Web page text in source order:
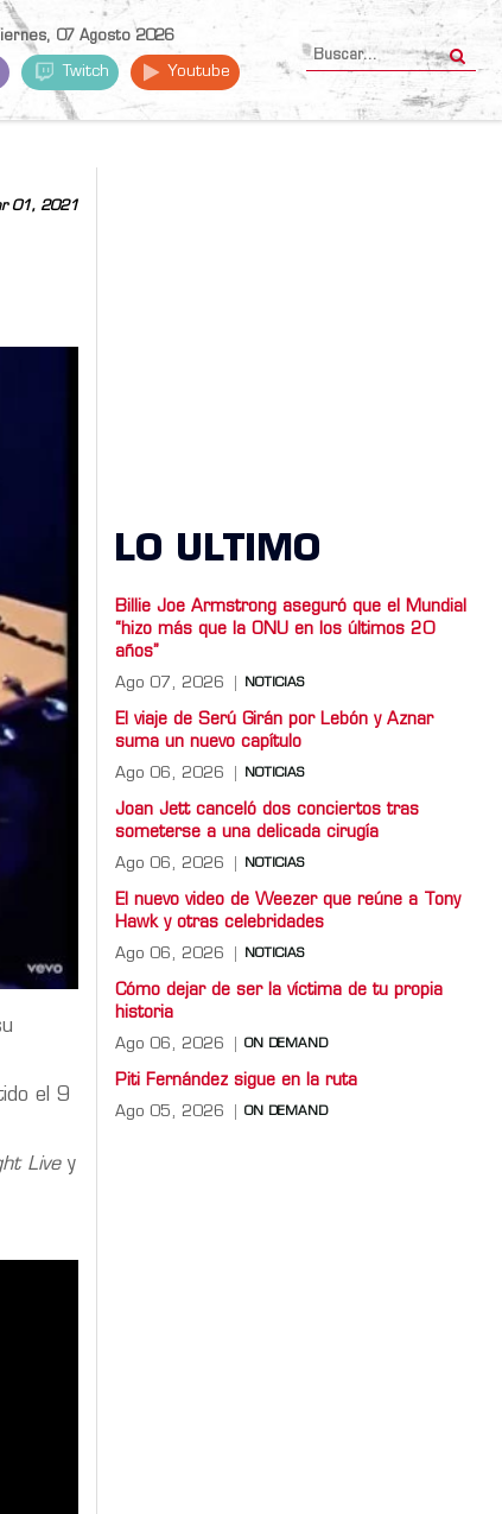
07 Agosto 2026
Twitch Youtube
01, 2021
el 9
Live y
LO ULTIMO
Billie Joe Armstrong aseguró que el Mundial
“hizo más que la ONU en los últimos 20
años”
Ago 07, 2026 NOTICIAS
El viaje de Serú Girán por Lebón y Aznar
suma un nuevo capítulo
Ago 06, 2026 NOTICIAS
Joan Jett canceló dos conciertos tras
someterse a una delicada cirugía
Ago 06, 2026 NOTICIAS
El nuevo video de Weezer que reúne a Tony
Hawk y otras celebridades
Ago 06, 2026 NOTICIAS
Cómo dejar de ser la víctima de tu propia
historia
Ago 06, 2026 ON DEMAND
Piti Fernández sigue en la ruta
Ago 05, 2026 ON DEMAND